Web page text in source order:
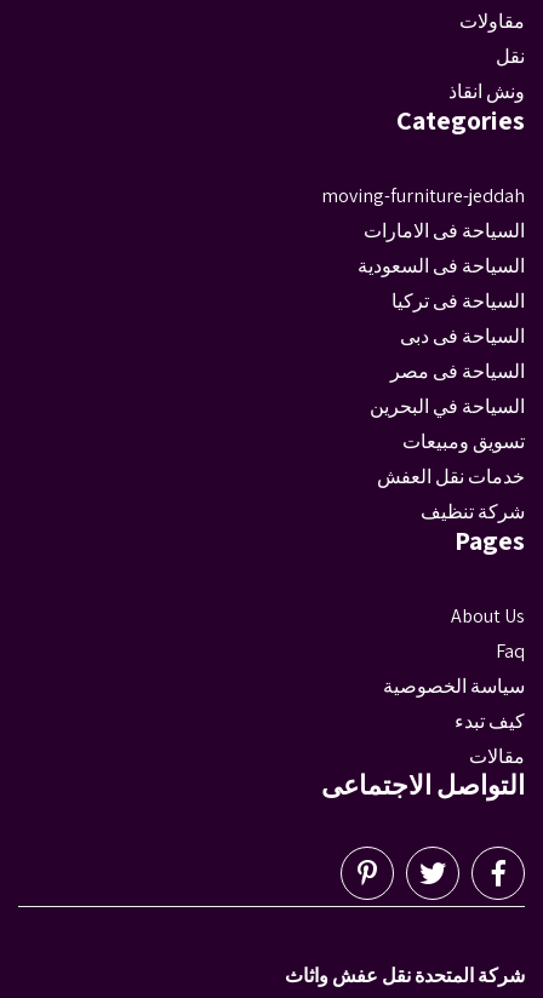
مقاولات
نقل
ونش انقاذ
Categories
moving-furniture-jeddah
السياحة فى الامارات
السياحة فى السعودية
السياحة فى تركيا
السياحة فى دبى
السياحة فى مصر
السياحة في البحرين
تسويق ومبيعات
خدمات نقل العفش
شركة تنظيف
Pages
About Us
Faq
سياسة الخصوصية
كيف تبدء
مقالات
التواصل الاجتماعى
شركة المتحدة نقل عفش واثاث